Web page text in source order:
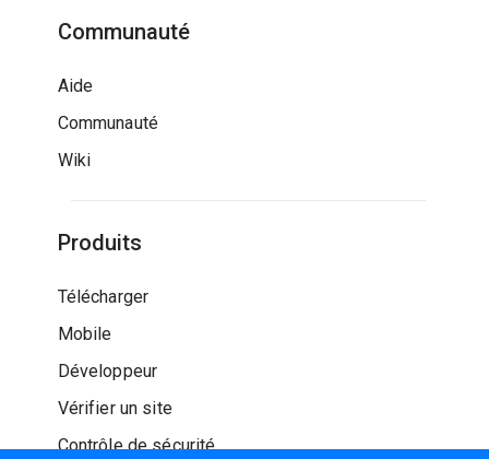
Communauté
Aide
Communauté
Wiki
Produits
Télécharger
Mobile
Développeur
Vérifier un site
Contrôle de sécurité